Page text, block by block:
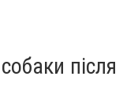
після